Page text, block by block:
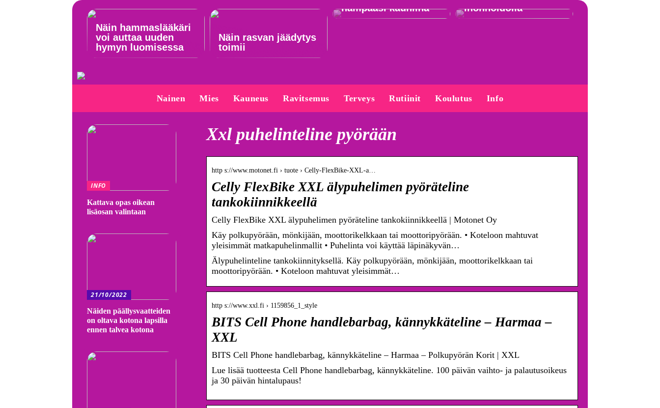
Näin hammaslääkäri
voi auttaa uuden
hymyn luomisessa
Näin rasvan jäädytys
toimii
hampaasi kauniina
ihonhoidolla
Nainen Mies Kauneus Ravitsemus Terveys Rutiinit Koulutus Info
Xxl puhelinteline pyörään
http s://www.motonet.fi › tuote › Celly-FlexBike-XXL-a…
Celly FlexBike XXL älypuhelimen pyöräteline
tankokiinnikkeellä
Celly FlexBike XXL älypuhelimen pyöräteline tankokiinnikkeellä | Motonet Oy
Käy polkupyörään, mönkijään, moottorikelkkaan tai moottoripyörään. • Koteloon mahtuvat
yleisimmät matkapuhelinmallit • Puhelinta voi käyttää läpinäkyvän…
Älypuhelinteline tankokiinnityksellä. Käy polkupyörään, mönkijään, moottorikelkkaan tai
moottoripyörään. • Koteloon mahtuvat yleisimmät…
http s://www.xxl.fi › 1159856_1_style
BITS Cell Phone handlebarbag, kännykkäteline – Harmaa –
XXL
BITS Cell Phone handlebarbag, kännykkäteline – Harmaa – Polkupyörän Korit | XXL
Lue lisää tuotteesta Cell Phone handlebarbag, kännykkäteline. 100 päivän vaihto- ja palautusoikeus
ja 30 päivän hintalupaus!
INFO
Kattava opas oikean
lisäosan valintaan
21/10/2022
Näiden päällysvaatteiden
on oltava kotona lapsilla
ennen talvea kotona